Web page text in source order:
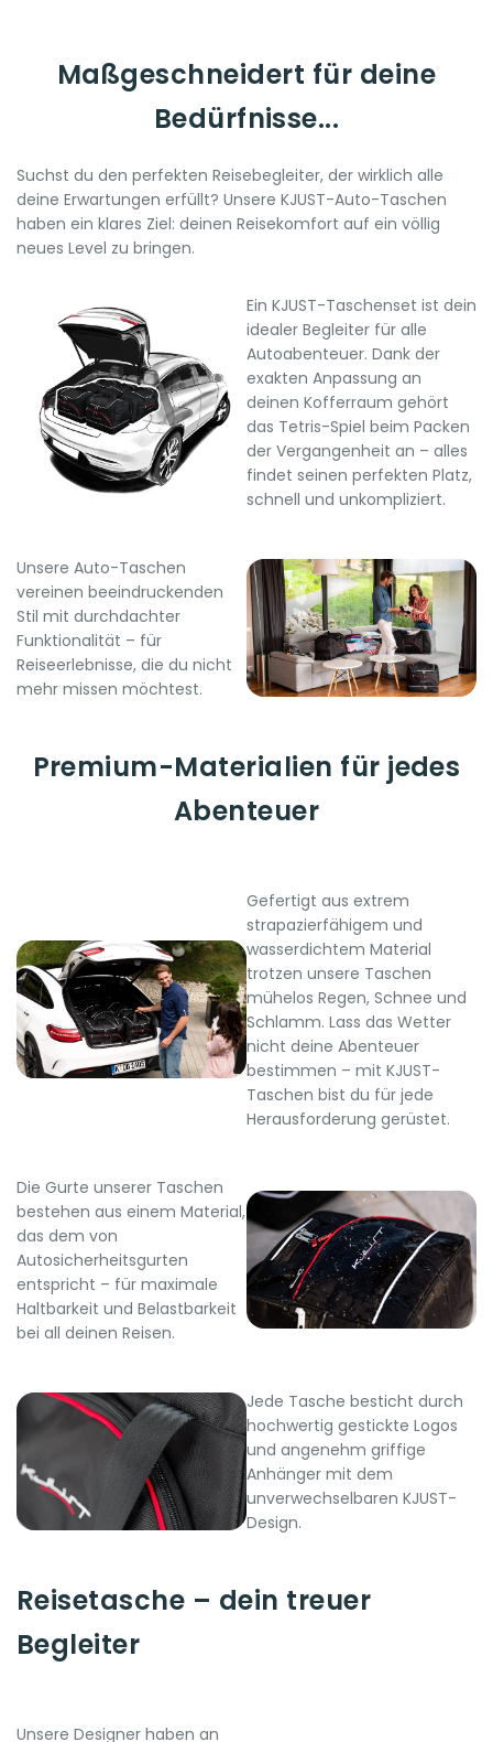
Maßgeschneidert für deine
Bedürfnisse...
Suchst du den perfekten Reisebegleiter, der wirklich alle
deine Erwartungen erfüllt? Unsere KJUST-Auto-Taschen
haben ein klares Ziel: deinen Reisekomfort auf ein völlig
neues Level zu bringen.
Ein KJUST-Taschenset ist dein
idealer Begleiter für alle
Autoabenteuer. Dank der
exakten Anpassung an
deinen Kofferraum gehört
das Tetris-Spiel beim Packen
der Vergangenheit an – alles
findet seinen perfekten Platz,
schnell und unkompliziert.
Unsere Auto-Taschen
vereinen beeindruckenden
Stil mit durchdachter
Funktionalität – für
Reiseerlebnisse, die du nicht
mehr missen möchtest.
Premium-Materialien für jedes
Abenteuer
Gefertigt aus extrem
strapazierfähigem und
wasserdichtem Material
trotzen unsere Taschen
mühelos Regen, Schnee und
Schlamm. Lass das Wetter
nicht deine Abenteuer
bestimmen – mit KJUST-
Taschen bist du für jede
Herausforderung gerüstet.
Die Gurte unserer Taschen
bestehen aus einem Material,
das dem von
Autosicherheitsgurten
entspricht – für maximale
Haltbarkeit und Belastbarkeit
bei all deinen Reisen.
Jede Tasche besticht durch
hochwertig gestickte Logos
und angenehm griffige
Anhänger mit dem
unverwechselbaren KJUST-
Design.
Reisetasche – dein treuer
Begleiter
Unsere Designer haben an